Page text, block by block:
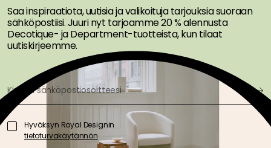
Saa inspiraatiota, uutisia ja valikoituja tarjouksia suoraan
sähköpostiisi. Juuri nyt tarjoamme 20 % alennusta
Decotique- ja Department-tuotteista, kun tilaat
uutiskirjeemme.
Hyväksyn Royal Designin
tietoturvakäytännön